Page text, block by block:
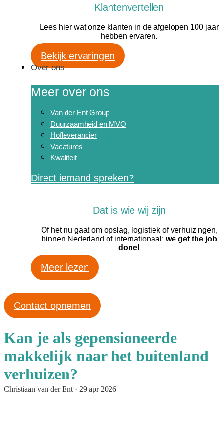
Klantenvertellen
Lees hier wat onze klanten in de afgelopen 100 jaar
hebben ervaren.
Bekijk ervaringen
Over ons
Meer over ons
Van der Ent Group
Duurzaamheid en MVO
Hofleverancier
Vacatures
Kwaliteit
Direct iemand spreken?
Dat is wie wij zijn
Of het nu gaat om opslag, logistiek of verhuizingen,
binnen Nederland of internationaal; we get the job
done!
Meer lezen
Contact opnemen
Kan je als gepensioneerde
makkelijk naar het buitenland
verhuizen?
Christiaan van der Ent· 29 apr 2026